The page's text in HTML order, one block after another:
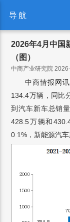
导航
2026年4月中国
（图）
中商产业研究院
中商情报网
134.4万辆，同比
到汽车新车总销
428.5万辆和
0.1%，新能源汽